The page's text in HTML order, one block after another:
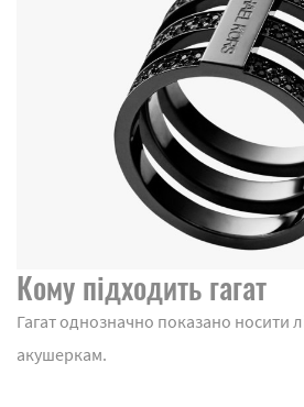
Кому підходить гагат
Гагат однозначно показано носити
акушеркам.